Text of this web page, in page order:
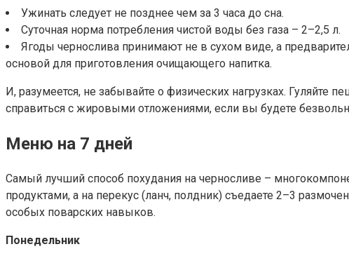
Ужинать следует не позднее чем за 3 часа до сна.
Суточная норма потребления чистой воды без газа – 2–2,5 л.
Ягоды чернослива принимают не в сухом виде, а
основой для приготовления очищающего напитка.
И, разумеется, не забывайте о физических нагрузках.
справиться с жировыми отложениями, если вы будете
Меню на 7 дней
Самый лучший способ похудания на черносливе –
продуктами, а на перекус (ланч, полдник) съедаете 2–3
особых поварских навыков.
Понедельник